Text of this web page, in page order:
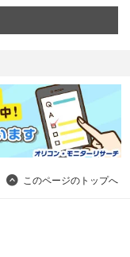
このページのトップへ